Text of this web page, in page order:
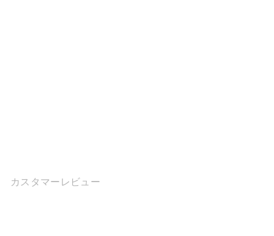
カスタマーレビュー